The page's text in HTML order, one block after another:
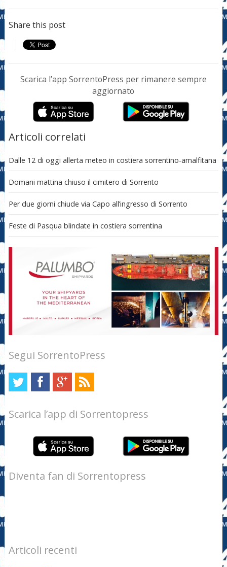
Share this post
Scarica l’app SorrentoPress per rimanere sempre
aggiornato
Articoli correlati
Dalle 12 di oggi allerta meteo in costiera sorrentino-amalfitana
Domani mattina chiuso il cimitero di Sorrento
Per due giorni chiude via Capo all’ingresso di Sorrento
Feste di Pasqua blindate in costiera sorrentina
Segui SorrentoPress
Scarica l’app di Sorrentopress
Diventa fan di Sorrentopress
Articoli recenti